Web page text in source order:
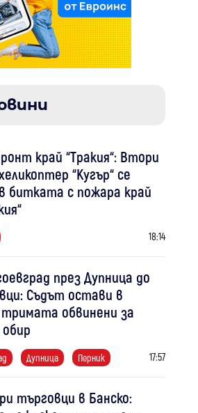
край “Тракия“: Втори
“Кугър“ се
битката с пожара край
18:14
през Дупница до
Съдът остави в
обвинени за
обир
Дупница Перник 17:57
търговци в Банско: